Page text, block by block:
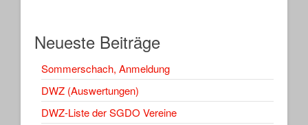
Neueste Beiträge
Sommerschach, Anmeldung
DWZ (Auswertungen)
DWZ-Liste der SGDO Vereine